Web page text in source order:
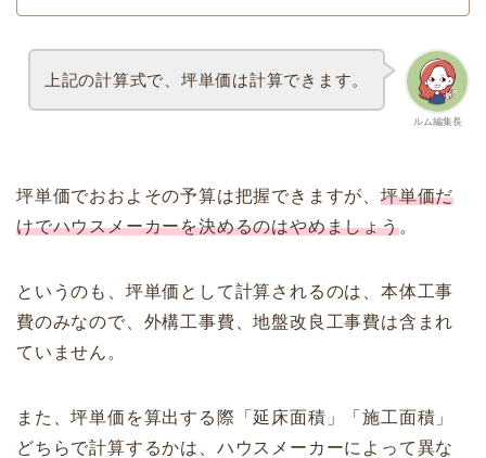
ルム編集長
上記の計算式で、坪単価は計算できます。
坪単価でおおよその予算は把握できますが、 坪単価だ
けでハウスメーカーを決めるのはやめましょう。
というのも、坪単価として計算されるのは、本体工事
費のみなので、外構工事費、地盤改良工事費は含まれ
ていません。
また、坪単価を算出する際「延床面積」「施工面積」
どちらで計算するかは、ハウスメーカーによって異な